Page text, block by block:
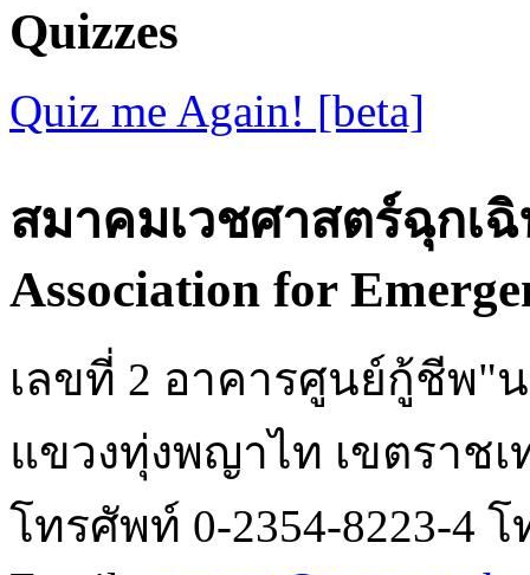
Quizzes
Quiz me Again! [beta]
สมาคมเวชศาสตร์ฉุกเ
Association for
เลขที่ 2 อาคารศูนย์กู้ชีพ"
แขวงทุ่งพญาไท เขตราชเ
โทรศัพท์ 0-2354-8223-4 โ